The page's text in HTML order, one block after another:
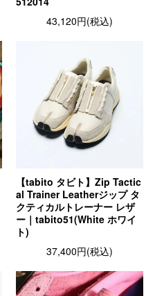
43,120円(税込)
【tabito タビト】Zip Tactic
al Trainer Leatherジップ タ
クティカルトレーナー レザ
ー｜tabito51(White ホワイ
ト)
37,400円(税込)